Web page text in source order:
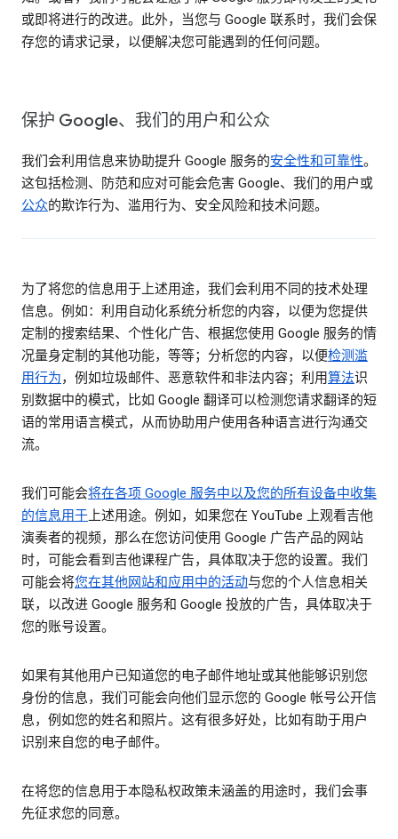
或即将进行的改进。此外，当您与 Google 联系时，我们会保
存您的请求记录，以便解决您可能遇到的任何问题。
保护 Google、我们的用户和公众
我们会利用信息来协助提升 Google 服务的安全性和可靠性。
这包括检测、防范和应对可能会危害 Google、我们的用户或
公众的欺诈行为、滥用行为、安全风险和技术问题。
为了将您的信息用于上述用途，我们会利用不同的技术处理
信息。例如：利用自动化系统分析您的内容，以便为您提供
定制的搜索结果、个性化广告、根据您使用 Google 服务的情
况量身定制的其他功能，等等；分析您的内容，以便检测滥
用行为，例如垃圾邮件、恶意软件和非法内容；利用算法识
别数据中的模式，比如 Google 翻译可以检测您请求翻译的短
语的常用语言模式，从而协助用户使用各种语言进行沟通交
流。
我们可能会将在各项 Google 服务中以及您的所有设备中收集
的信息用于上述用途。例如，如果您在 YouTube 上观看吉他
演奏者的视频，那么在您访问使用 Google 广告产品的网站
时，可能会看到吉他课程广告，具体取决于您的设置。我们
可能会将您在其他网站和应用中的活动与您的个人信息相关
联，以改进 Google 服务和 Google 投放的广告，具体取决于
您的账号设置。
如果有其他用户已知道您的电子邮件地址或其他能够识别您
身份的信息，我们可能会向他们显示您的 Google 帐号公开信
息，例如您的姓名和照片。这有很多好处，比如有助于用户
识别来自您的电子邮件。
在将您的信息用于本隐私权政策未涵盖的用途时，我们会事
先征求您的同意。